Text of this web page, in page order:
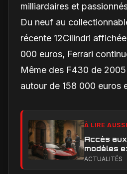
milliardaires et
Du neuf au
récente 12Cilindri
000 euros, Ferrari
Même des F430 de
autour de 158 000 euros
À LIRE AUSSI
Accès
modèles
Ferrari :
ACTUALITÉS